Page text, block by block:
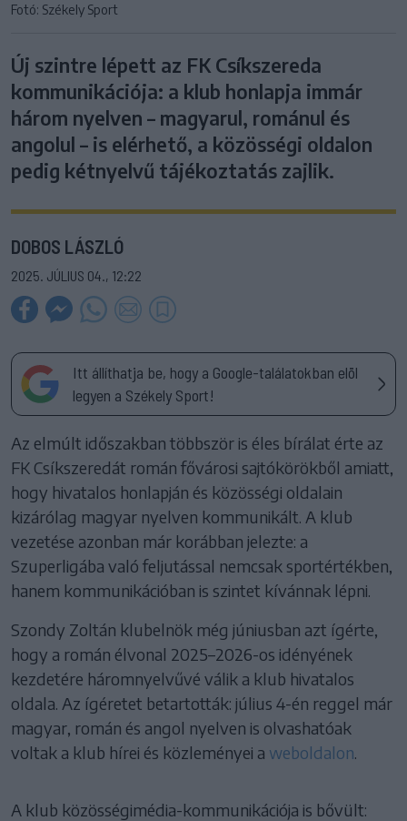
Fotó: Székely Sport
Új szintre lépett az FK Csíkszereda
kommunikációja: a klub honlapja immár
három nyelven – magyarul, románul és
angolul – is elérhető, a közösségi oldalon
pedig kétnyelvű tájékoztatás zajlik.
DOBOS LÁSZLÓ
2025. JÚLIUS 04., 12:22
Itt állíthatja be, hogy a Google-találatokban elöl
legyen a Székely Sport!
Az elmúlt időszakban többször is éles bírálat érte az
FK Csíkszeredát román fővárosi sajtókörökből amiatt,
hogy hivatalos honlapján és közösségi oldalain
kizárólag magyar nyelven kommunikált. A klub
vezetése azonban már korábban jelezte: a
Szuperligába való feljutással nemcsak sportértékben,
hanem kommunikációban is szintet kívánnak lépni.
Szondy Zoltán klubelnök még júniusban azt ígérte,
hogy a román élvonal 2025–2026-os idényének
kezdetére háromnyelvűvé válik a klub hivatalos
oldala. Az ígéretet betartották: július 4-én reggel már
magyar, román és angol nyelven is olvashatóak
voltak a klub hírei és közleményei a weboldalon.
A klub közösségimédia-kommunikációja is bővült: